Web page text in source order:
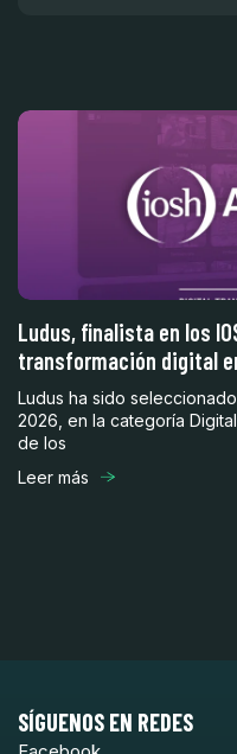
Ludus, finalista en los
transformación digital
Ludus ha sido
2026, en la categoría
de los
Leer más
SÍGUENOS EN REDES